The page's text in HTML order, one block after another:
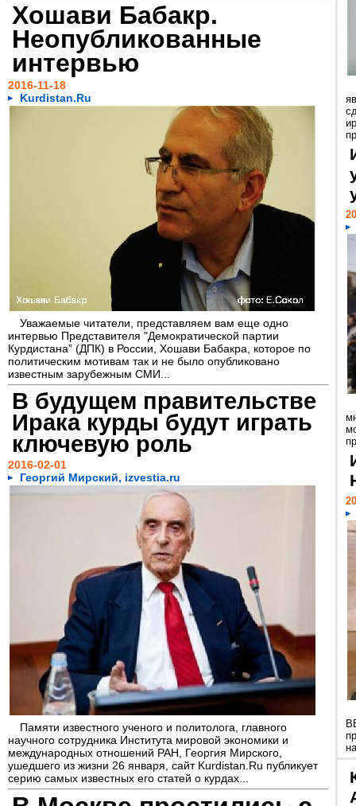
Хошави Бабакр.
Неопубликованные
интервью
2016-11-18
Kurdistan.Ru
Уважаемые читатели, представляем вам еще одно
интервью Представителя "Демократической партии
Курдистана” (ДПК) в России, Хошави Бабакра, которое по
политическим мотивам так и не было опубликовано
известным зарубежным СМИ...
В будущем правительстве
Ирака курды будут играть
ключевую роль
2016-02-01
Георгий Мирский, izvestia.ru
Памяти известного ученого и политолога, главного
научного сотрудника Института мировой экономики и
международных отношений РАН, Георгия Мирского,
ушедшего из жизни 26 января, сайт Kurdistan.Ru публикует
серию самых известных его статей о курдах...